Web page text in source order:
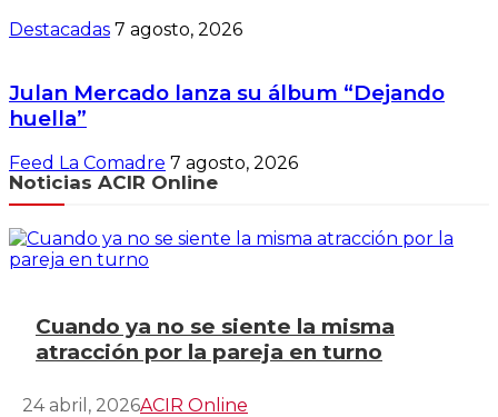
Destacadas 7 agosto, 2026
Julan Mercado lanza su álbum “Dejando
huella”
Feed La Comadre 7 agosto, 2026
Noticias ACIR Online
Cuando ya no se siente la misma
atracción por la pareja en turno
24 abril, 2026ACIR Online